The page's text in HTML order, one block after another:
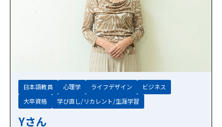
日本語教員 心理学 ライフデザイン
ビジネス
大卒資格
学び直し/リカレント/生涯学習
Yさん